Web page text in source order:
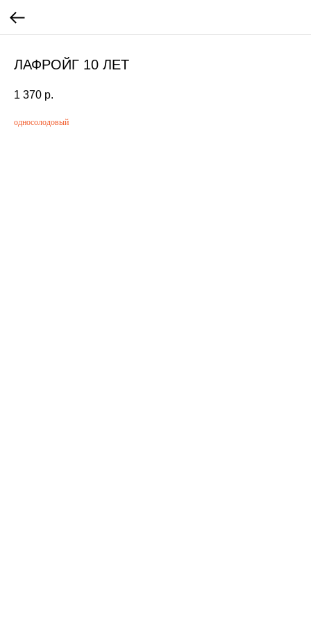
ЛАФРОЙГ 10 ЛЕТ
1 370 р.
односолодовый